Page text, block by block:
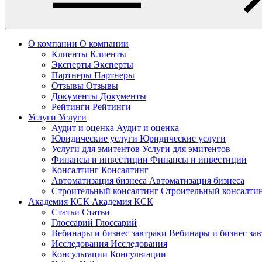
О компании О компании
Клиенты Клиенты
Эксперты Эксперты
Партнеры Партнеры
Отзывы Отзывы
Документы Документы
Рейтинги Рейтинги
Услуги Услуги
Аудит и оценка Аудит и оценка
Юридические услуги Юридические услуги
Услуги для эмитентов Услуги для эмитентов
Финансы и инвестиции Финансы и инвестиции
Консалтинг Консалтинг
Автоматизация бизнеса Автоматизация бизнеса
Строительный консалтинг Строительный
Академия КСК Академия КСК
Статьи Статьи
Глоссарий Глоссарий
Вебинары и бизнес завтраки Вебинары и бизнес
Исследования Исследования
Консультации Консультации